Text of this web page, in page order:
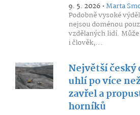
9. 5. 2026 •Marta
Podobně vysoké
nejsou doménou
vzdělaných lidí.
i člověk,...
Největší český
uhlí po více
zavřel a
horníků